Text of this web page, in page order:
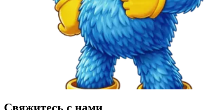
Свяжитесь с нами